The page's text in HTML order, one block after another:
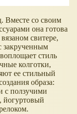
Вместе со своим
она готова
свитере,
закрученным
стиль
колготки,
ее стильный
образа:
с ползучими